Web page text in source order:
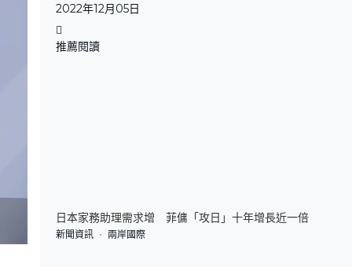
2022年12月05日
推薦閱讀
日本家務助理需求增 菲傭「攻日」十年增長近一倍
新聞資訊 兩岸國際